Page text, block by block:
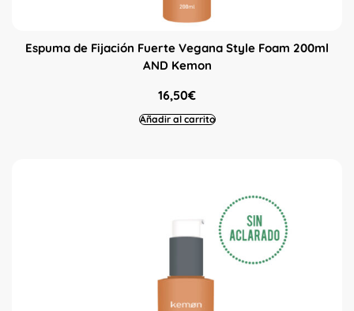
Espuma de Fijación Fuerte Vegana Style Foam 200ml
AND Kemon
16,50€
Añadir al carrito